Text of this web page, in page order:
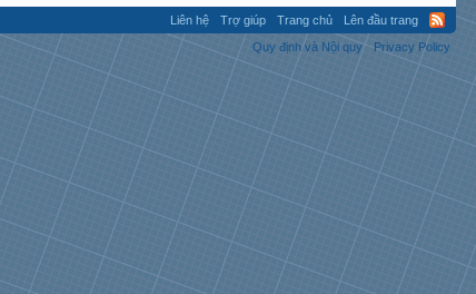
Liên hệ Trợ giúp Trang chủ
Lên đầu trang
Quy định và Nội quy
Privacy Policy